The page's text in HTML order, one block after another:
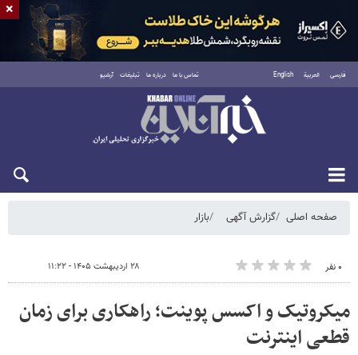
فارسی العربية English تماس با ما درباره ما تبلیغات آرشیو
شنبه ۱۷ مرداد ۱۴۰۵
صفحه اصلی گزارش آگهی بازار
۰ نفر ۲۸ اردیبهشت ۱۴۰۵ - ۱۱:۲۲
میکروتیک و اکسس پوینت؛ راهکاری برای زمان
قطعی اینترنت
×